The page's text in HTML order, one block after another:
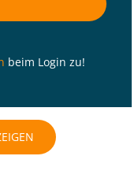
beim Login zu!